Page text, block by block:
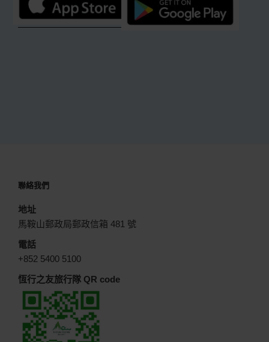
聯絡我們
地址
馬鞍山郵政局郵政信箱 481 號
電話
+852 5400 5100
恆行之友旅行隊 QR code